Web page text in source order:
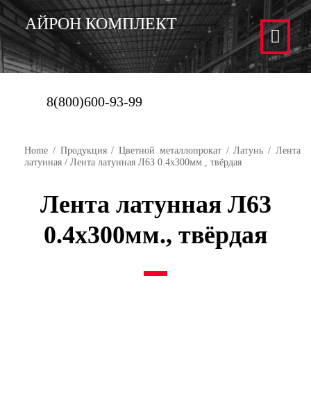
АЙРОН КОМПЛЕКТ
8(800)600-93-99
Home / Продукция/Цветной металлопрокат/Латунь /Лента
латунная / Лента латунная Л63 0.4х300мм., твёрдая
Лента латунная Л63
0.4х300мм., твёрдая